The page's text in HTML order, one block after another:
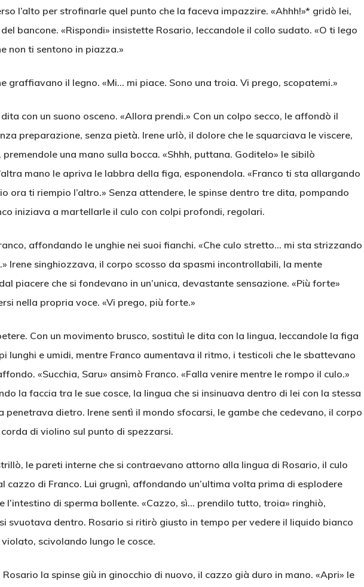
l’alto per strofinarle quel punto che la faceva impazzire. «Ahhh!»* gridò lei,
bancone. «Rispondi» insistette Rosario, leccandole il collo sudato. «O ti lego
non ti sentono in piazza.»
graffiavano il legno. «Mi… mi piace. Sono una troia. Vi prego, scopatemi.»
con un suono osceno. «Allora prendi.» Con un colpo secco, le affondò il
preparazione, senza pietà. Irene urlò, il dolore che le squarciava le viscere,
una mano sulla bocca. «Shhh, puttana. Goditelo» le sibilò
mano le apriva le labbra della figa, esponendola. «Franco ti sta allargando
ora ti riempio l’altro.» Senza attendere, le spinse dentro tre dita, pompando
iniziava a martellarle il culo con colpi profondi, regolari.
affondando le unghie nei suoi fianchi. «Che culo stretto… mi sta strizzando
Irene singhiozzava, il corpo scosso da spasmi incontrollabili, la mente
piacere che si fondevano in un’unica, devastante sensazione. «Più forte»
nella propria voce. «Vi prego, più forte.»
Con un movimento brusco, sostituì le dita con la lingua, leccandole la figa
lunghi e umidi, mentre Franco aumentava il ritmo, i testicoli che le sbattevano
«Succhia, Saru» ansimò Franco. «Falla venire mentre le rompo il culo.»
la faccia tra le sue cosce, la lingua che si insinuava dentro di lei con la stessa
penetrava dietro. Irene sentì il mondo sfocarsi, le gambe che cedevano, il corpo
di violino sul punto di spezzarsi.
le pareti interne che si contraevano attorno alla lingua di Rosario, il culo
cazzo di Franco. Lui grugnì, affondando un’ultima volta prima di esplodere
l’intestino di sperma bollente. «Cazzo, sì… prendilo tutto, troia» ringhiò,
svuotava dentro. Rosario si ritirò giusto in tempo per vedere il liquido bianco
scivolando lungo le cosce.
la spinse giù in ginocchio di nuovo, il cazzo già duro in mano. «Apri» le